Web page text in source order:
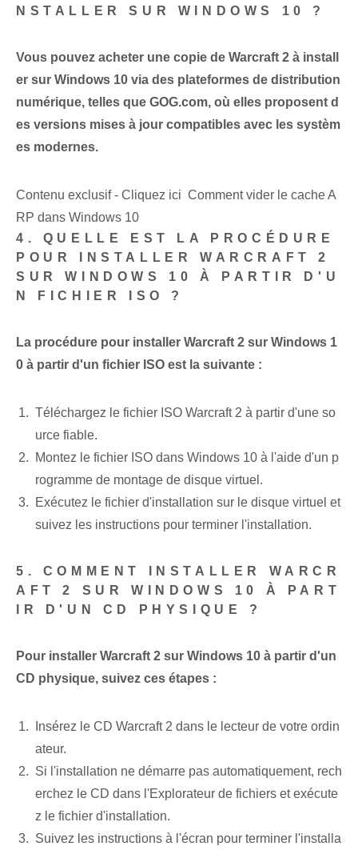
NSTALLER SUR WINDOWS 10 ?
Vous pouvez acheter une copie de Warcraft 2 à install
er sur Windows 10 via des plateformes de distribution
numérique, telles que GOG.com, où elles proposent d
es versions mises à jour compatibles avec les systèm
es modernes.
Contenu exclusif - Cliquez ici Comment vider le cache A
RP dans Windows 10
4. QUELLE EST LA PROCÉDURE
POUR INSTALLER WARCRAFT 2
SUR WINDOWS 10 À PARTIR D'U
N FICHIER ISO ?
La procédure pour installer Warcraft 2 sur Windows 1
0 à partir d'un fichier ISO est la suivante :
Téléchargez le fichier ISO Warcraft 2 à partir d'une so
urce fiable.
Montez le fichier ISO dans Windows 10 à l'aide d'un p
rogramme de montage de disque virtuel.
Exécutez le fichier d'installation sur le disque virtuel et
suivez les instructions pour terminer l'installation.
5. COMMENT INSTALLER WARCR
AFT 2 SUR WINDOWS 10 À PART
IR D'UN CD PHYSIQUE ?
Pour installer Warcraft 2 sur Windows 10 à partir d'un
CD physique, suivez ces étapes :
Insérez le CD Warcraft 2 dans le lecteur de votre ordin
ateur.
Si l'installation ne démarre pas automatiquement, rech
erchez le CD dans l'Explorateur de fichiers et exécute
z le fichier d'installation.
Suivez les instructions à l'écran pour terminer l'installa